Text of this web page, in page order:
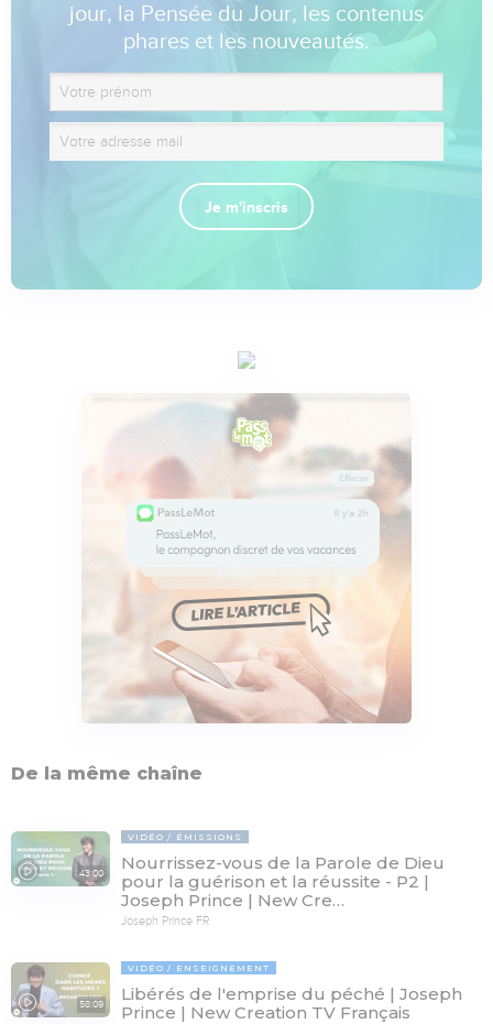
jour, la Pensée du Jour, les contenus
phares et les nouveautés.
Je m'inscris
De la même chaîne
43:00
VIDÉO ÉMISSIONS
Nourrissez-vous de la Parole de Dieu
pour la guérison et la réussite - P2 |
Joseph Prince | New Cre…
Joseph Prince FR
58:09
VIDÉO ENSEIGNEMENT
Libérés de l'emprise du péché | Joseph
Prince | New Creation TV Français